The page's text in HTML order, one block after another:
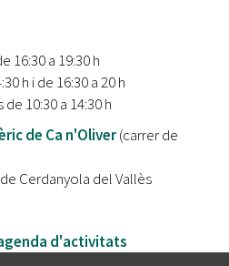
16:30 a 19:30 h
h i de 16:30 a 20 h
10:30 a 14:30 h
de Ca n'Oliver(carrer de
Cerdanyola del Vallès
d'activitats